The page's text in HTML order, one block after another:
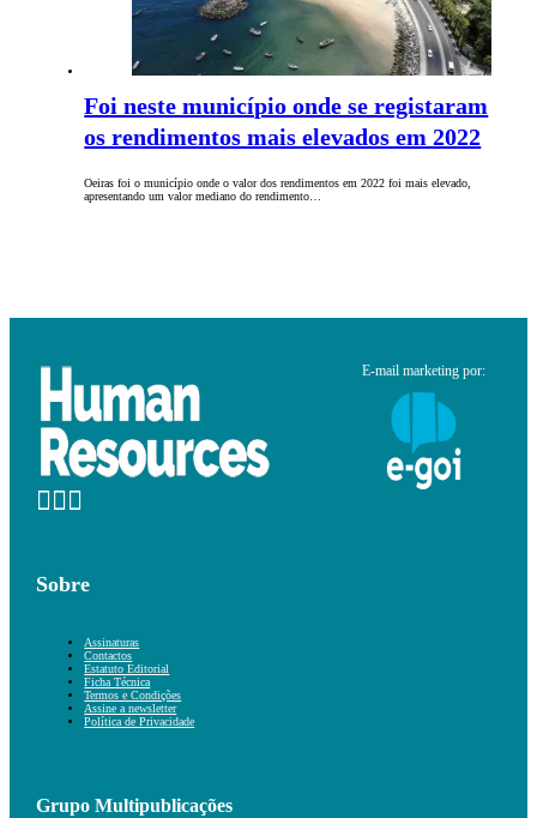
Foi neste município onde se registaram
os rendimentos mais elevados em 2022
Oeiras foi o município onde o valor dos rendimentos em 2022 foi mais elevado,
apresentando um valor mediano do rendimento…
E-mail marketing por:
Sobre
Assinaturas
Contactos
Estatuto Editorial
Ficha Técnica
Termos e Condições
Assine a newsletter
Política de Privacidade
Grupo Multipublicações